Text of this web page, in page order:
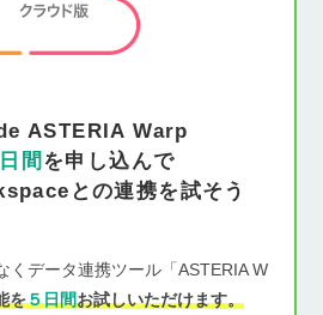
ASTERIA Warp
間 を申し込んで
との連携を試そう
くデータ連携ツール「ASTERIA W
を５日間お試しいただけます。